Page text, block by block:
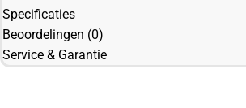
Specificaties
Beoordelingen (0)
Service & Garantie